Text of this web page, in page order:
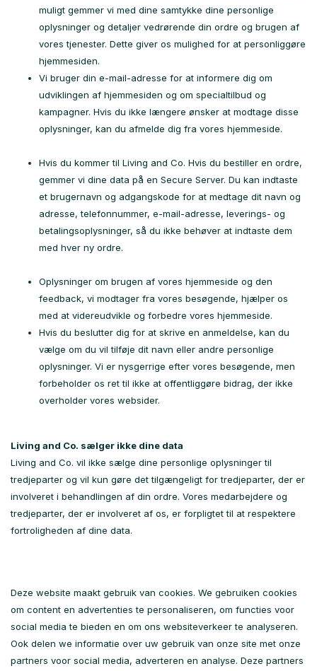
muligt gemmer vi med dine samtykke dine personlige
oplysninger og detaljer vedrørende din ordre og brugen af ​​
vores tjenester. Dette giver os mulighed for at personliggøre
hjemmesiden.
Vi bruger din e-mail-adresse for at informere dig om
udviklingen af ​​hjemmesiden og om specialtilbud og
kampagner. Hvis du ikke længere ønsker at modtage disse
oplysninger, kan du afmelde dig fra vores hjemmeside.
Hvis du kommer til Living and Co. Hvis du bestiller en ordre,
gemmer vi dine data på en Secure Server. Du kan indtaste
et brugernavn og adgangskode for at medtage dit navn og
adresse, telefonnummer, e-mail-adresse, leverings- og
betalingsoplysninger, så du ikke behøver at indtaste dem
med hver ny ordre.
Oplysninger om brugen af ​​vores hjemmeside og den
feedback, vi modtager fra vores besøgende, hjælper os
med at videreudvikle og forbedre vores hjemmeside.
Hvis du beslutter dig for at skrive en anmeldelse, kan du
vælge om du vil tilføje dit navn eller andre personlige
oplysninger. Vi er nysgerrige efter vores besøgende, men
forbeholder os ret til ikke at offentliggøre bidrag, der ikke
overholder vores websider.
Living and Co. sælger ikke dine data
Living and Co. vil ikke sælge dine personlige oplysninger til
tredjeparter og vil kun gøre det tilgængeligt for tredjeparter, der er
involveret i behandlingen af ​​din ordre. Vores medarbejdere og
tredjeparter, der er involveret af os, er forpligtet til at respektere
fortroligheden af ​​dine data.
Deze website maakt gebruik van cookies. We gebruiken cookies
om content en advertenties te personaliseren, om functies voor
social media te bieden en om ons websiteverkeer te analyseren.
Ook delen we informatie over uw gebruik van onze site met onze
partners voor social media, adverteren en analyse. Deze partners